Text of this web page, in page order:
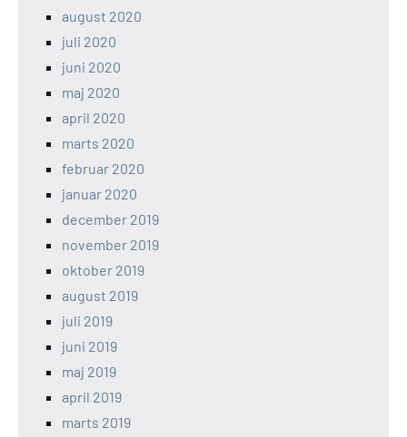
august 2020
juli 2020
juni 2020
maj 2020
april 2020
marts 2020
februar 2020
januar 2020
december 2019
november 2019
oktober 2019
august 2019
juli 2019
juni 2019
maj 2019
april 2019
marts 2019